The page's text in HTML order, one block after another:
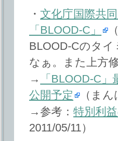
・ 文化庁国際共
「BLOOD-C」
BLOOD-Cのタ
なぁ。また上方修
→
「BLOOD-C
公開予定
（ま
→参考： 特別利
2011/05/11）